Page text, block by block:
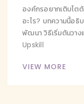
องค์กรอยากเติบโต
อะไร? บทความนี้อธิ
พัฒนา วิธีเริ่มต้นวา
Upskill
VIEW MORE